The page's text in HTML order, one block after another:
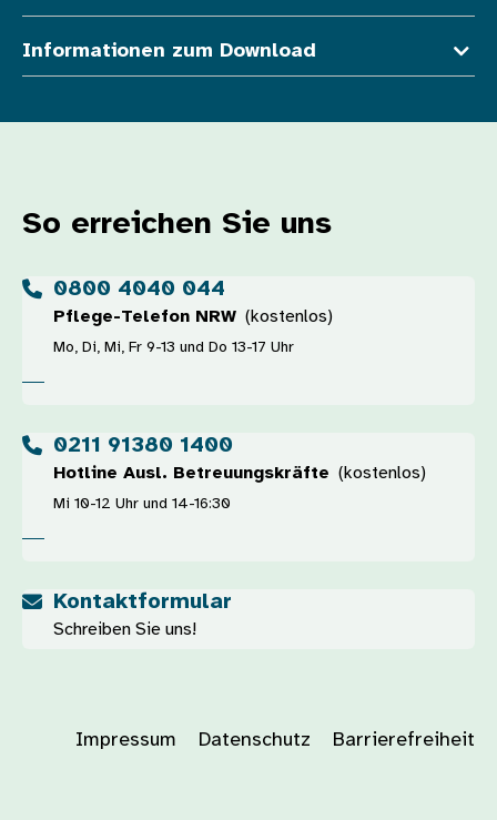
Informationen zum Download
So erreichen Sie uns
0800 4040 044
Pflege-Telefon NRW (kostenlos)
Mo, Di, Mi, Fr 9-13 und Do 13-17 Uhr
0211 91380 1400
Hotline Ausl. Betreuungskräfte (kostenlos)
Mi 10-12 Uhr und 14-16:30
Kontaktformular
Schreiben Sie uns!
Impressum Datenschutz Barrierefreiheit